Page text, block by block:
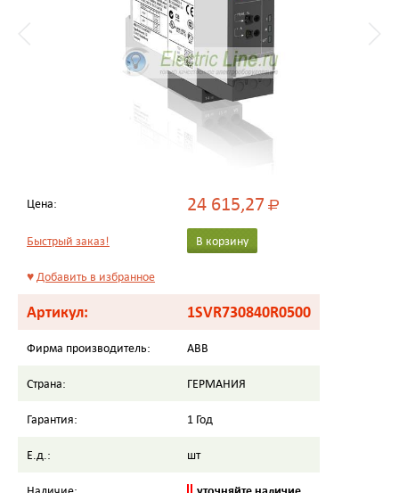
Цена: 24 615,27Р
Быстрый заказ! В корзину
♥Добавить в избранное
Артикул: 1SVR730840R0500
Фирма производитель: ABB
Страна: ГЕРМАНИЯ
Гарантия: 1 Год
Е.д.: шт